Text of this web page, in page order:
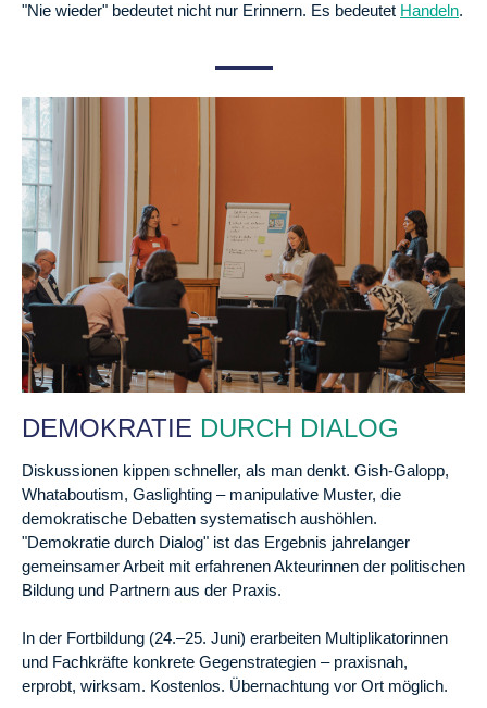
"Nie wieder" bedeutet nicht nur Erinnern. Es bedeutet Handeln.
DEMOKRATIE DURCH DIALOG
Diskussionen kippen schneller, als man denkt. Gish-Galopp,
Whataboutism, Gaslighting – manipulative Muster, die
demokratische Debatten systematisch aushöhlen.
"Demokratie durch Dialog" ist das Ergebnis jahrelanger
gemeinsamer Arbeit mit erfahrenen Akteurinnen der politischen
Bildung und Partnern aus der Praxis.
In der Fortbildung (24.–25. Juni) erarbeiten Multiplikatorinnen
und Fachkräfte konkrete Gegenstrategien – praxisnah,
erprobt, wirksam. Kostenlos. Übernachtung vor Ort möglich.